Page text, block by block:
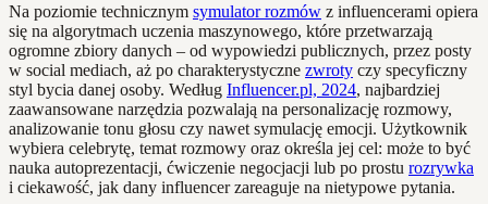
Na poziomie technicznym symulator rozmów z influencerami opiera
się na algorytmach uczenia maszynowego, które przetwarzają
ogromne zbiory danych – od wypowiedzi publicznych, przez posty
w social mediach, aż po charakterystyczne zwroty czy specyficzny
styl bycia danej osoby. Według Influencer.pl, 2024, najbardziej
zaawansowane narzędzia pozwalają na personalizację rozmowy,
analizowanie tonu głosu czy nawet symulację emocji. Użytkownik
wybiera celebrytę, temat rozmowy oraz określa jej cel: może to być
nauka autoprezentacji, ćwiczenie negocjacji lub po prostu rozrywka
i ciekawość, jak dany influencer zareaguje na nietypowe pytania.